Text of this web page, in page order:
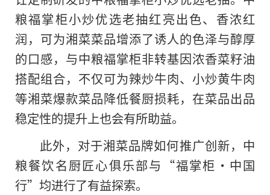
粮福掌柜小炒优选老抽红亮出色、香浓红
润，可为湘菜菜品增添了诱人的色泽与醇厚
的口感，与中粮福掌柜非转基因浓香菜籽油
搭配组合，不仅可为辣炒牛肉、小炒黄牛肉
等湘菜爆款菜品降低餐厨损耗，在菜品出品
稳定性的提升上也会有所助益。
此外，对于湘菜品牌如何推广创新，中
粮餐饮名厨匠心俱乐部与“福掌柜·中国
行”均进行了有益探索。